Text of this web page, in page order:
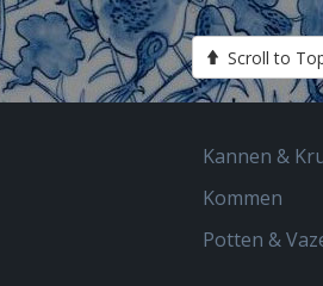
Scroll to
Kannen &
Kommen
Potten &